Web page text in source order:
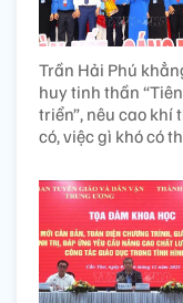
Trần Hải Phú
huy tinh thần
triển”, nêu cao khí
có, việc gì khó có